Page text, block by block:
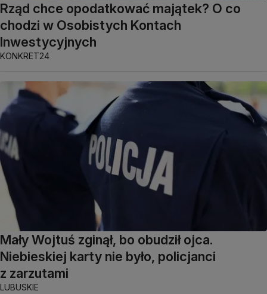
Rząd chce opodatkować majątek? O co
chodzi w Osobistych Kontach
Inwestycyjnych
KONKRET24
Mały Wojtuś zginął, bo obudził ojca.
Niebieskiej karty nie było, policjanci
z zarzutami
LUBUSKIE